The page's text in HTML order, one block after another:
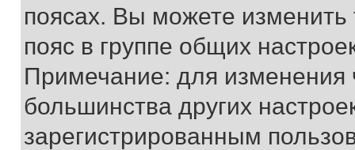
поясах. Вы можете изменить
пояс в группе общих
Примечание: для изменения
большинства других
зарегистрированным